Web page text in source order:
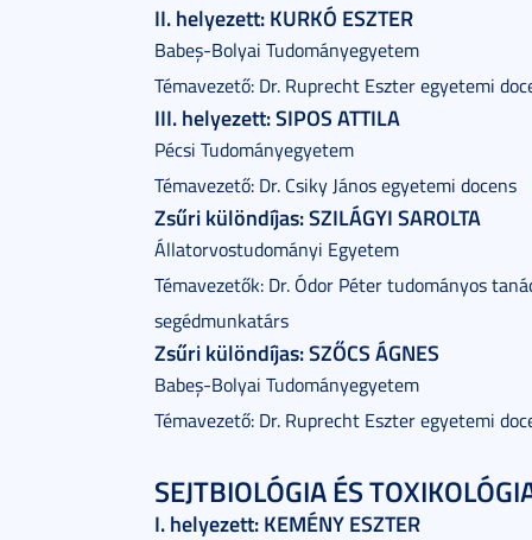
II. helyezett: KURKÓ ESZTER
Babeș-Bolyai Tudományegyetem
Témavezető: Dr. Ruprecht Eszter egyetemi
III. helyezett: SIPOS ATTILA
Pécsi Tudományegyetem
Témavezető: Dr. Csiky János egyetemi docens
Zsűri különdíjas: SZILÁGYI SAROLTA
Állatorvostudományi Egyetem
Témavezetők: Dr. Ódor Péter tudományos
segédmunkatárs
Zsűri különdíjas: SZŐCS ÁGNES
Babeș-Bolyai Tudományegyetem
Témavezető: Dr. Ruprecht Eszter egyetemi
SEJTBIOLÓGIA ÉS
I. helyezett: KEMÉNY ESZTER